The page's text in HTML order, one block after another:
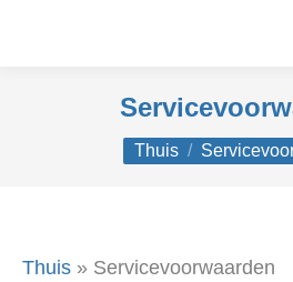
Je bent hier:
Thuis
Thuis » Servicevoorwaarden